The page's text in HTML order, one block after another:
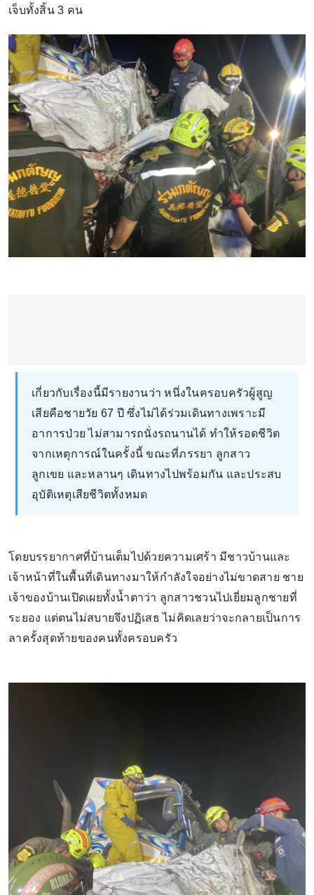
เจ็บทั้งสิ้น 3 คน
เกี่ยวกับเรื่องนี้มีรายงานว่า หนึ่งในครอบครัวผู้สูญ
เสียคือชายวัย 67 ปี ซึ่งไม่ได้ร่วมเดินทางเพราะมี
อาการป่วย ไม่สามารถนั่งรถนานได้ ทำให้รอดชีวิต
จากเหตุการณ์ในครั้งนี้ ขณะที่ภรรยา ลูกสาว
ลูกเขย และหลานๆ เดินทางไปพร้อมกัน และประสบ
อุบัติเหตุเสียชีวิตทั้งหมด
โดยบรรยากาศที่บ้านเต็มไปด้วยความเศร้า มีชาวบ้านและ
เจ้าหน้าที่ในพื้นที่เดินทางมาให้กำลังใจอย่างไม่ขาดสาย ชาย
เจ้าของบ้านเปิดเผยทั้งน้ำตาว่า ลูกสาวชวนไปเยี่ยมลูกชายที่
ระยอง แต่ตนไม่สบายจึงปฏิเสธ ไม่คิดเลยว่าจะกลายเป็นการ
ลาครั้งสุดท้ายของคนทั้งครอบครัว